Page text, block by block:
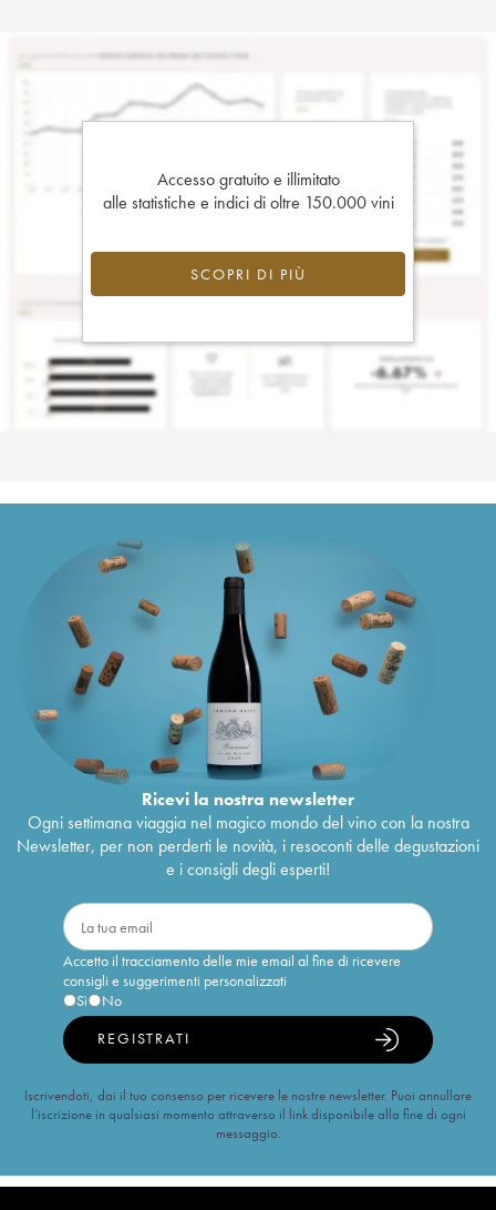
Accesso gratuito e illimitato
alle statistiche e indici di oltre 150.000 vini
SCOPRI DI PIÙ
Ricevi la nostra newsletter
Ogni settimana viaggia nel magico mondo del vino con la nostra
Newsletter, per non perderti le novità, i resoconti delle degustazioni
e i consigli degli esperti!
Accetto il tracciamento delle mie email al fine di ricevere
consigli e suggerimenti personalizzati
Sì
No
REGISTRATI
Iscrivendoti, dai il tuo consenso per ricevere le nostre newsletter. Puoi annullare
l’iscrizione in qualsiasi momento attraverso il link disponibile alla fine di ogni
messaggio.